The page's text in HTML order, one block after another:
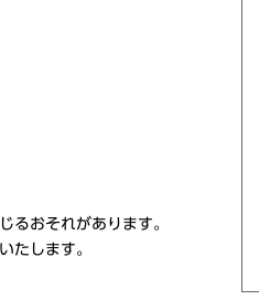
るおそれがあります。
たします。